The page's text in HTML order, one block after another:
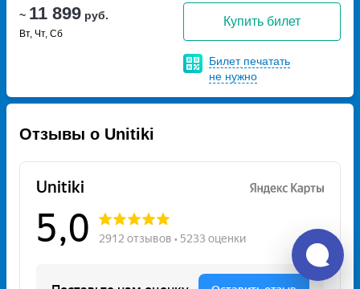
~ 11 899 руб.
Вт, Чт, Сб
Купить билет
Билет печатать
не нужно
Отзывы о Unitiki